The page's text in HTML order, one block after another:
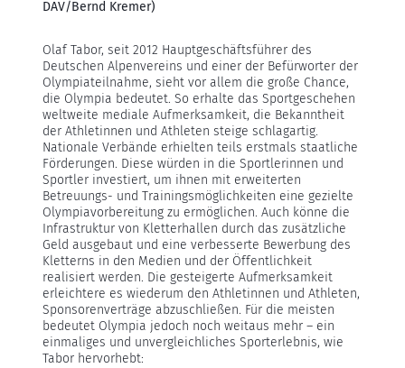
DAV/Bernd Kremer)
Olaf Tabor, seit 2012 Hauptgeschäftsführer des
Deutschen Alpenvereins und einer der Befürworter der
Olympiateilnahme, sieht vor allem die große Chance,
die Olympia bedeutet. So erhalte das Sportgeschehen
weltweite mediale Aufmerksamkeit, die Bekanntheit
der Athletinnen und Athleten steige schlagartig.
Nationale Verbände erhielten teils erstmals staatliche
Förderungen. Diese würden in die Sportlerinnen und
Sportler investiert, um ihnen mit erweiterten
Betreuungs- und Trainingsmöglichkeiten eine gezielte
Olympiavorbereitung zu ermöglichen. Auch könne die
Infrastruktur von Kletterhallen durch das zusätzliche
Geld ausgebaut und eine verbesserte Bewerbung des
Kletterns in den Medien und der Öffentlichkeit
realisiert werden. Die gesteigerte Aufmerksamkeit
erleichtere es wiederum den Athletinnen und Athleten,
Sponsorenverträge abzuschließen. Für die meisten
bedeutet Olympia jedoch noch weitaus mehr – ein
einmaliges und unvergleichliches Sporterlebnis, wie
Tabor hervorhebt: